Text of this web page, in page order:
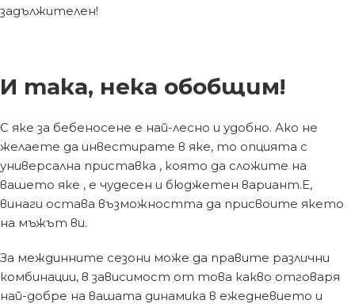
задължителен!
И така, нека обобщим!
С яке за бебеносене е най-лесно и удобно. Ако не
желаете да инвестирате в яке, то опцията с
универсална приставка , която да сложите на
вашето яке , е чудесен и бюджетен вариант.Е,
винаги остава възможността да присвоите якето
на мъжът ви.
За междинните сезони може да правите различни
комбинации, в зависимост от това какво отговаря
най-добре на вашата динамика в ежедневието и